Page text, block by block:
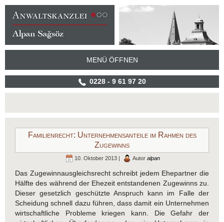
MENÜ ÖFFNEN
0228 - 9 61 97 20
Familienrecht: Unternehmensanteile im Rahmen des
Zugewinns
10. Oktober 2013 | Autor alpan
Das Zugewinnausgleichsrecht schreibt jedem Ehepartner die
Hälfte des während der Ehezeit entstandenen Zugewinns zu.
Dieser gesetzlich geschützte Anspruch kann im Falle der
Scheidung schnell dazu führen, dass damit ein Unternehmen
wirtschaftliche Probleme kriegen kann. Die Gefahr der